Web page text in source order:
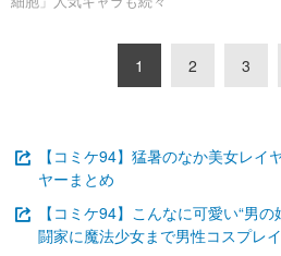
1 2 3
【コミケ94】猛暑のなか美女レイ
ヤーまとめ
【コミケ94】こんなに可愛い“男
闘家に魔法少女まで男性コスプレ